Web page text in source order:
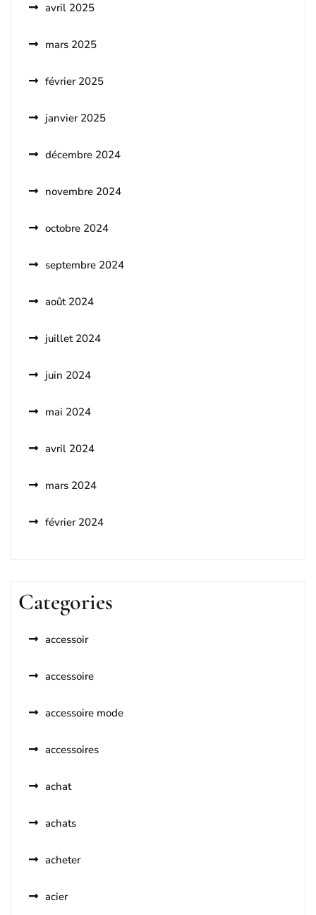
avril 2025
mars 2025
février 2025
janvier 2025
décembre 2024
novembre 2024
octobre 2024
septembre 2024
août 2024
juillet 2024
juin 2024
mai 2024
avril 2024
mars 2024
février 2024
Categories
accessoir
accessoire
accessoire mode
accessoires
achat
achats
acheter
acier